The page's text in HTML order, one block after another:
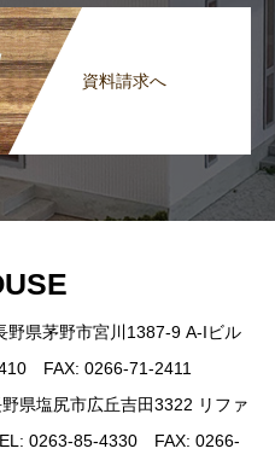
資料請求へ
県茅野市宮川1387-9 A-Iビル
FAX: 0266-71-2411
県塩尻市広丘吉田3322 リファ
0263-85-4330 FAX: 0266-